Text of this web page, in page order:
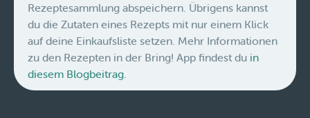
Rezeptesammlung abspeichern. Übrigens kannst
du die Zutaten eines Rezepts mit nur einem Klick
auf deine Einkaufsliste setzen. Mehr Informationen
zu den Rezepten in der Bring! App findest du in
diesem Blogbeitrag.